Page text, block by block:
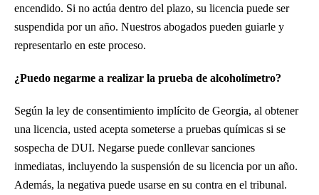
encendido. Si no actúa dentro del plazo, su licencia puede ser
suspendida por un año. Nuestros abogados pueden guiarle y
representarlo en este proceso.
¿Puedo negarme a realizar la prueba de alcoholímetro?
Según la ley de consentimiento implícito de Georgia, al obtener
una licencia, usted acepta someterse a pruebas químicas si se
sospecha de DUI. Negarse puede conllevar sanciones
inmediatas, incluyendo la suspensión de su licencia por un año.
Además, la negativa puede usarse en su contra en el tribunal.